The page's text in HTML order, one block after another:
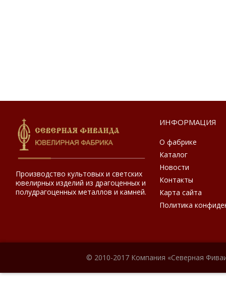
Производство культовых и светских
ювелирных изделий из драгоценных и
полудрагоценных металлов и камней.
ИНФОРМАЦИЯ
О фабрике
Каталог
Новости
Контакты
Карта сайта
Политика
© 2010-2017 Компания «Северная